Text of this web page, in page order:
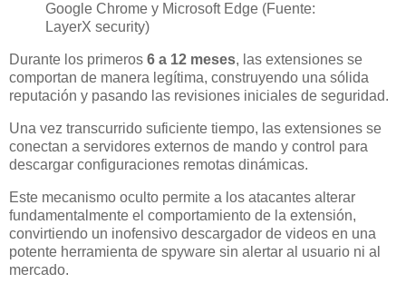
Google Chrome y Microsoft Edge (Fuente:
LayerX security)
Durante los primeros 6 a 12 meses, las extensiones se
comportan de manera legítima, construyendo una sólida
reputación y pasando las revisiones iniciales de seguridad.
Una vez transcurrido suficiente tiempo, las extensiones se
conectan a servidores externos de mando y control para
descargar configuraciones remotas dinámicas.
Este mecanismo oculto permite a los atacantes alterar
fundamentalmente el comportamiento de la extensión,
convirtiendo un inofensivo descargador de videos en una
potente herramienta de spyware sin alertar al usuario ni al
mercado.